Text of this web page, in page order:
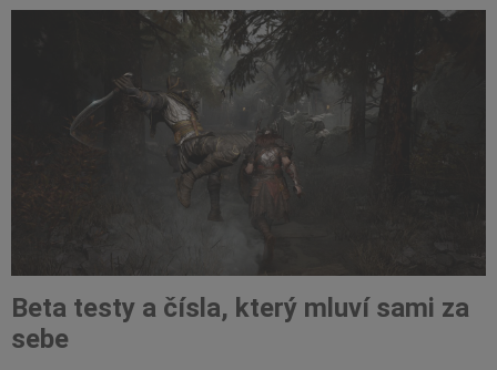
Beta testy a čísla, který mluví sami za
sebe